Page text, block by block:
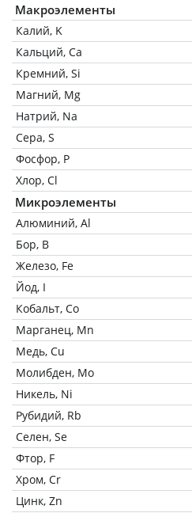
Макроэлементы
Калий, K
Кальций, Ca
Кремний, Si
Магний, Mg
Натрий, Na
Сера, S
Фосфор, P
Хлор, Cl
Микроэлементы
Алюминий, Al
Бор, B
Железо, Fe
Йод, I
Кобальт, Co
Марганец, Mn
Медь, Cu
Молибден, Mo
Никель, Ni
Рубидий, Rb
Селен, Se
Фтор, F
Хром, Cr
Цинк, Zn